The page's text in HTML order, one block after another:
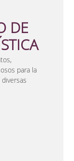
DE
para la